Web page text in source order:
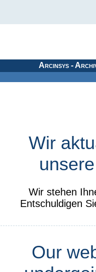
Arcinsys -
Wir
Wir stehen
Entschuldigen
Our